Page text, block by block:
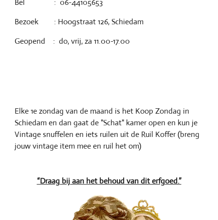
Bel : 06-44105653
Bezoek : Hoogstraat 126, Schiedam
Geopend : do, vrij, za 11.00-17.00
Elke 1e zondag van de maand is het Koop Zondag in
Schiedam en dan gaat de "Schat" kamer open en kun je
Vintage snuffelen en iets ruilen uit de Ruil Koffer (breng
jouw vintage item mee en ruil het om)
“Draag bij aan het behoud van dit erfgoed.”